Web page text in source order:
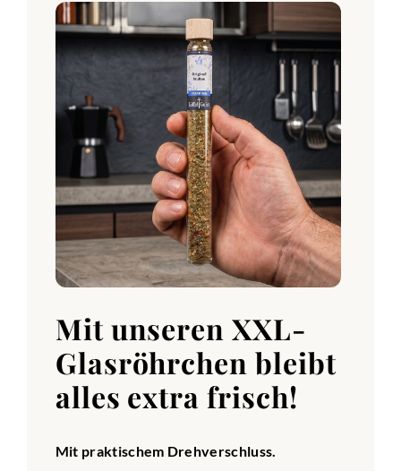
Mit unseren XXL-
Glasröhrchen bleibt
alles extra frisch!
Mit praktischem Drehverschluss.